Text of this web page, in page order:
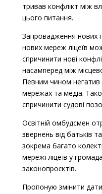
тривав конфлікт між
цього питання.
Запровадження нових
нових мереж ліцеїв
спричинити нові
насамперед між
Певним чином негатив
мережах та медіа.
спричинити судові
Освітній омбудсмен
звернень від батьків
зокрема багато
мережі ліцеїв у
законопроєктів.
Пропоную змінити